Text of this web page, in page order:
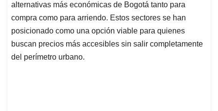
alternativas más económicas de Bogotá tanto para
compra como para arriendo. Estos sectores se han
posicionado como una opción viable para quienes
buscan precios más accesibles sin salir completamente
del perímetro urbano.